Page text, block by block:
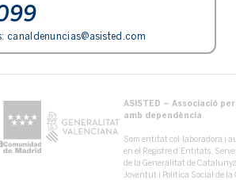
canaldenuncias@asisted.com
ASISTED – Associació
amb dependència
Som entitat col·laboradora i
en el Registre d’Entitats,
de la Generalitat de
Joventut i Política Social de